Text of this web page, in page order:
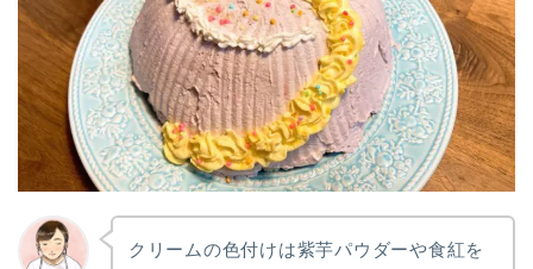
クリームの色付けは紫芋パウダーや食紅を